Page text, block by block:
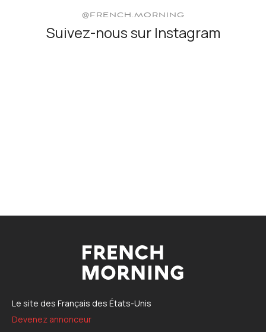
@FRENCH.MORNING
Suivez-nous sur Instagram
Le site des Français des États-Unis
Devenez annonceur